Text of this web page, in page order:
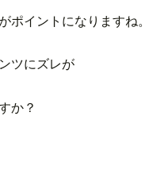
ポイントになりますね。
ツにズレが
か？